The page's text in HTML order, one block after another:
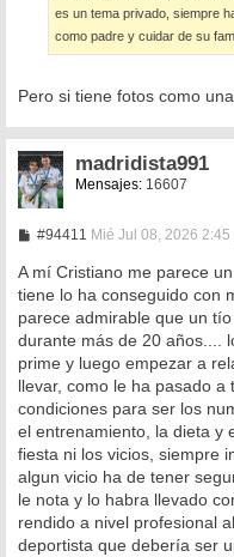
es un tema privado, siempre
como padre y cuidar de su
Pero si tiene fotos como
madridista991
Mensajes: 16607
#94411 M
n
a
j
e
Mié Jul 08, 2026 2:45
A mí Cristiano me parece
tiene lo ha conseguido con
parece admirable que un
durante más de 20 años....
prime y luego empezar a
llevar, como le ha pasado a
condiciones para ser los
el entrenamiento, la dieta y
fiesta ni los vicios, siempre
algun vicio ha de tener
le nota y lo habra llevado
rendido a nivel profesional
deportista que debería ser